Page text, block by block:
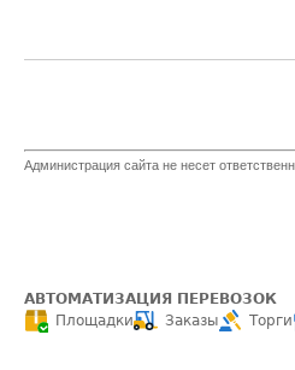
Администрация сайта не несет
АВТОМАТИЗАЦИЯ ПЕРЕВОЗОК
Площадки
Заказы Торги